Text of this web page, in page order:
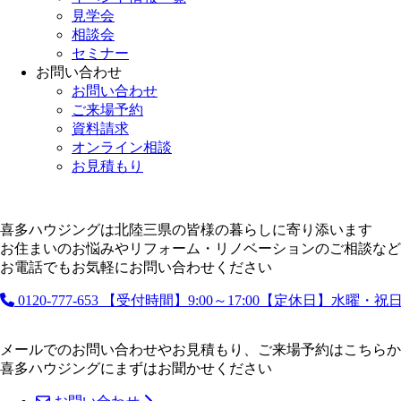
見学会
相談会
セミナー
お問い合わせ
お問い合わせ
ご来場予約
資料請求
オンライン相談
お見積もり
喜多ハウジングは北陸三県の皆様の暮らしに寄り添います
お住まいのお悩みやリフォーム・リノベーションのご相談など
お電話でもお気軽にお問い合わせください
0120-777-653 【受付時間】9:00～17:00【定休日】水曜・祝
メールでのお問い合わせやお見積もり、ご来場予約はこちら
喜多ハウジングにまずはお聞かせください